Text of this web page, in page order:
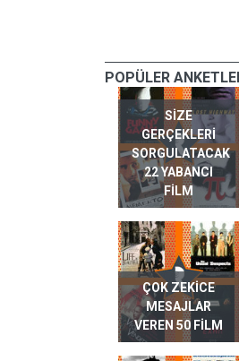
POPÜLER
SIZE
GERÇEKLERI
SORGULATACAK
22 YABANCI
FILM
ÇOK ZEKICE
MESAJLAR
VEREN 50 FILM